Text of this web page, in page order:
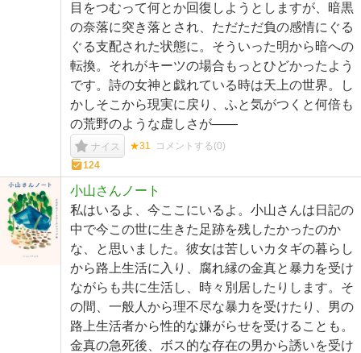
目をつむって何とか回復しようとしますが、暗黒
の奈落に突き落とされ、ただただ負の感情にぐる
ぐる支配された状態に。そういった明から暗への
転換。それがキーツの場合もっとひどかったよう
です。詩の女神と戯れている時は天上の世界。し
かしそこから現実に戻り、ふと気がつくと何倍も
の荒野のような虚しさが――
ナイス ★31 コメントする(0)
124
小山さんノート
私はいるよ、今ここにいるよ。小山さんは日記の
中で今この世に生きた足跡を残したかったのか
な、と思いました。彼女は苦しいカタギの暮らし
から路上生活に入り、腐れ縁の金真と暴力を受け
ながらも共に生活し、時々別居したりします。そ
の間、一般人から理不尽な暴力を受けたり、男の
路上生活者から性的な嫌がらせを受けることも。
金真の急死後、ボス的な存在の男から誘いを受け